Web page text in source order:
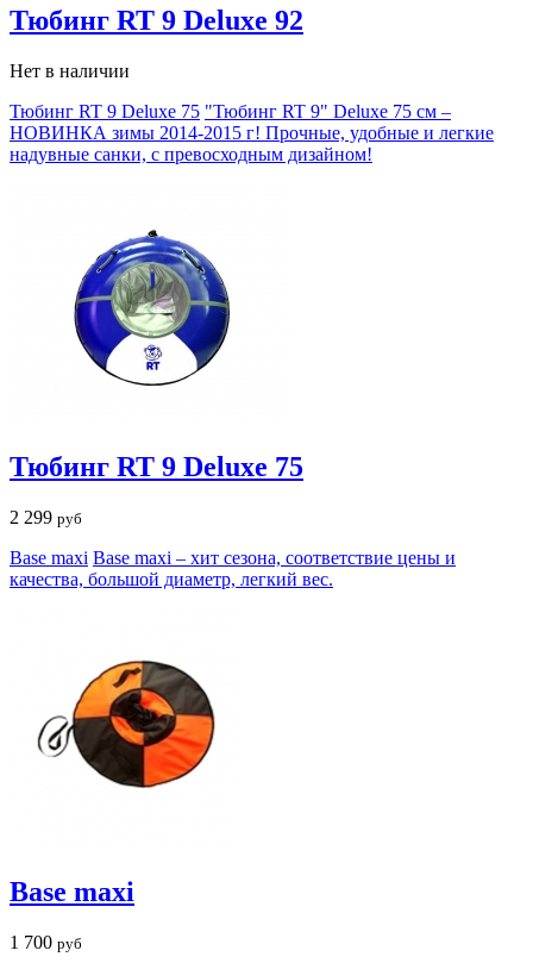
Тюбинг RT 9 Deluxe 92
Нет в наличии
Тюбинг RT 9 Deluxe 75 "Тюбинг RT 9" Deluxe 75 см –
НОВИНКА зимы 2014-2015 г! Прочные, удобные и легкие
надувные санки, с превосходным дизайном!
Тюбинг RT 9 Deluxe 75
2 299 руб
Base maxi Base maxi – хит сезона, соответствие цены и
качества, большой диаметр, легкий вес.
Base maxi
1 700 руб